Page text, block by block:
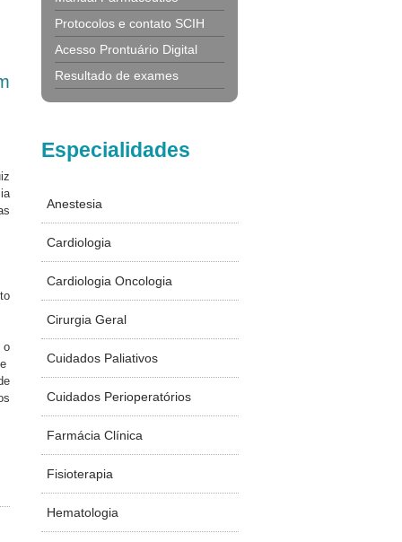
o
Protocolos e contato SCIH
Acesso Prontuário Digital
Resultado de exames
Especialidades
Anestesia
Cardiologia
Cardiologia Oncologia
Cirurgia Geral
Cuidados Paliativos
Cuidados Perioperatórios
Farmácia Clínica
Fisioterapia
Hematologia